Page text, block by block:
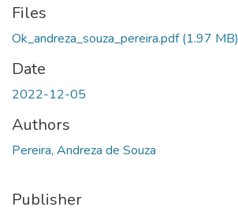
Files
Ok_andreza_souza_pereira.pdf(1.97 MB)
Date
2022-12-05
Authors
Pereira, Andreza de Souza
Publisher